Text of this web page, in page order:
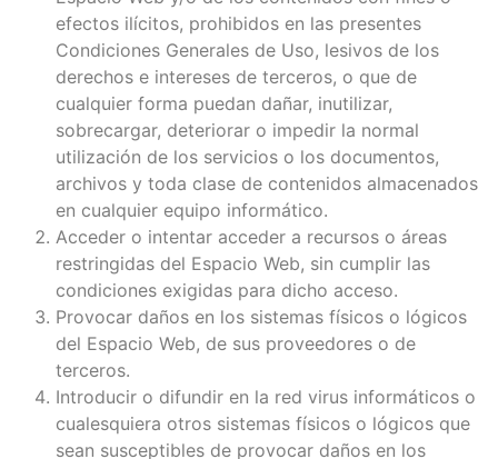
efectos ilícitos, prohibidos en las presentes
Condiciones Generales de Uso, lesivos de los
derechos e intereses de terceros, o que de
cualquier forma puedan dañar, inutilizar,
sobrecargar, deteriorar o impedir la normal
utilización de los servicios o los documentos,
archivos y toda clase de contenidos almacenados
en cualquier equipo informático.
Acceder o intentar acceder a recursos o áreas
restringidas del Espacio Web, sin cumplir las
condiciones exigidas para dicho acceso.
Provocar daños en los sistemas físicos o lógicos
del Espacio Web, de sus proveedores o de
terceros.
Introducir o difundir en la red virus informáticos o
cualesquiera otros sistemas físicos o lógicos que
sean susceptibles de provocar daños en los